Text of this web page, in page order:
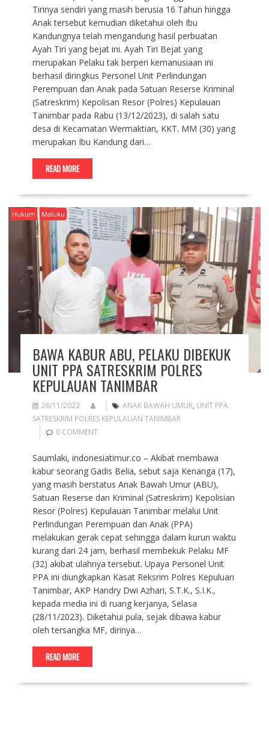
Tirinya sendiri yang masih berusia 16 Tahun hingga
Anak tersebut kemudian diketahui oleh Ibu
Kandungnya telah mengandung hasil perbuatan
Ayah Tiri yang bejat ini. Ayah Tiri Bejat yang
merupakan Pelaku tak berperi kemanusiaan ini
berhasil diringkus Personel Unit Perlindungan
Perempuan dan Anak pada Satuan Reserse Kriminal
(Satreskrim) Kepolisan Resor (Polres) Kepulauan
Tanimbar pada Rabu (13/12/2023), di salah satu
desa di Kecamatan Wermaktian, KKT. MM (30) yang
merupakan Ibu Kandung dari…
READ MORE
Hukum Maluku
BAWA KABUR ABU, PELAKU DIBEKUK
UNIT PPA SATRESKRIM POLRES
KEPULAUAN TANIMBAR
28/11/2023 ANAK BAWAH UMUR, UNIT PPA
SATRESKRIM POLRES KEPULAUAN TANIMBAR
0 COMMENT
Saumlaki, indonesiatimur.co – Akibat membawa
kabur seorang Gadis Belia, sebut saja Kenanga (17),
yang masih berstatus Anak Bawah Umur (ABU),
Satuan Reserse dan Kriminal (Satreskrim) Kepolisian
Resor (Polres) Kepulauan Tanimbar melalui Unit
Perlindungan Perempuan dan Anak (PPA)
melakukan gerak cepat sehingga dalam kurun waktu
kurang dari 24 jam, berhasil membekuk Pelaku MF
(32) akibat ulahnya tersebut. Upaya Personel Unit
PPA ini diungkapkan Kasat Reksrim Polres Kepuluan
Tanimbar, AKP Handry Dwi Azhari, S.T.K., S.I.K.,
kepada media ini di ruang kerjanya, Selasa
(28/11/2023). Diketahui pula, sejak dibawa kabur
oleh tersangka MF, dirinya…
READ MORE